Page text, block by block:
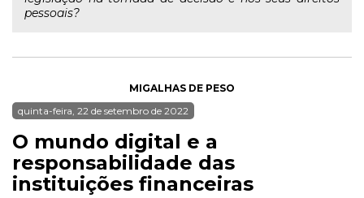
pessoais?
MIGALHAS DE PESO
quinta-feira, 22 de setembro de 2022
O mundo digital e a
responsabilidade das
instituições financeiras